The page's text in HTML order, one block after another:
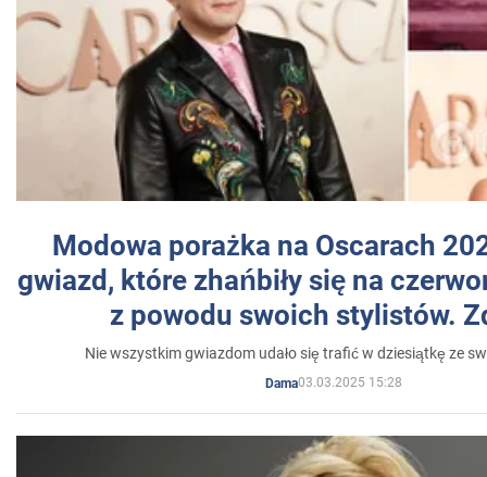
Modowa porażka na Oscarach
gwiazd, które zhańbiły się na
z powodu swoich stylistów.
Nie wszystkim gwiazdom udało się trafić w dziesiątkę ze
Dama03.03.2025 15:28